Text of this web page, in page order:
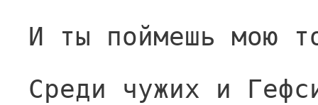
И ты поймешь мою
Среди чужих и